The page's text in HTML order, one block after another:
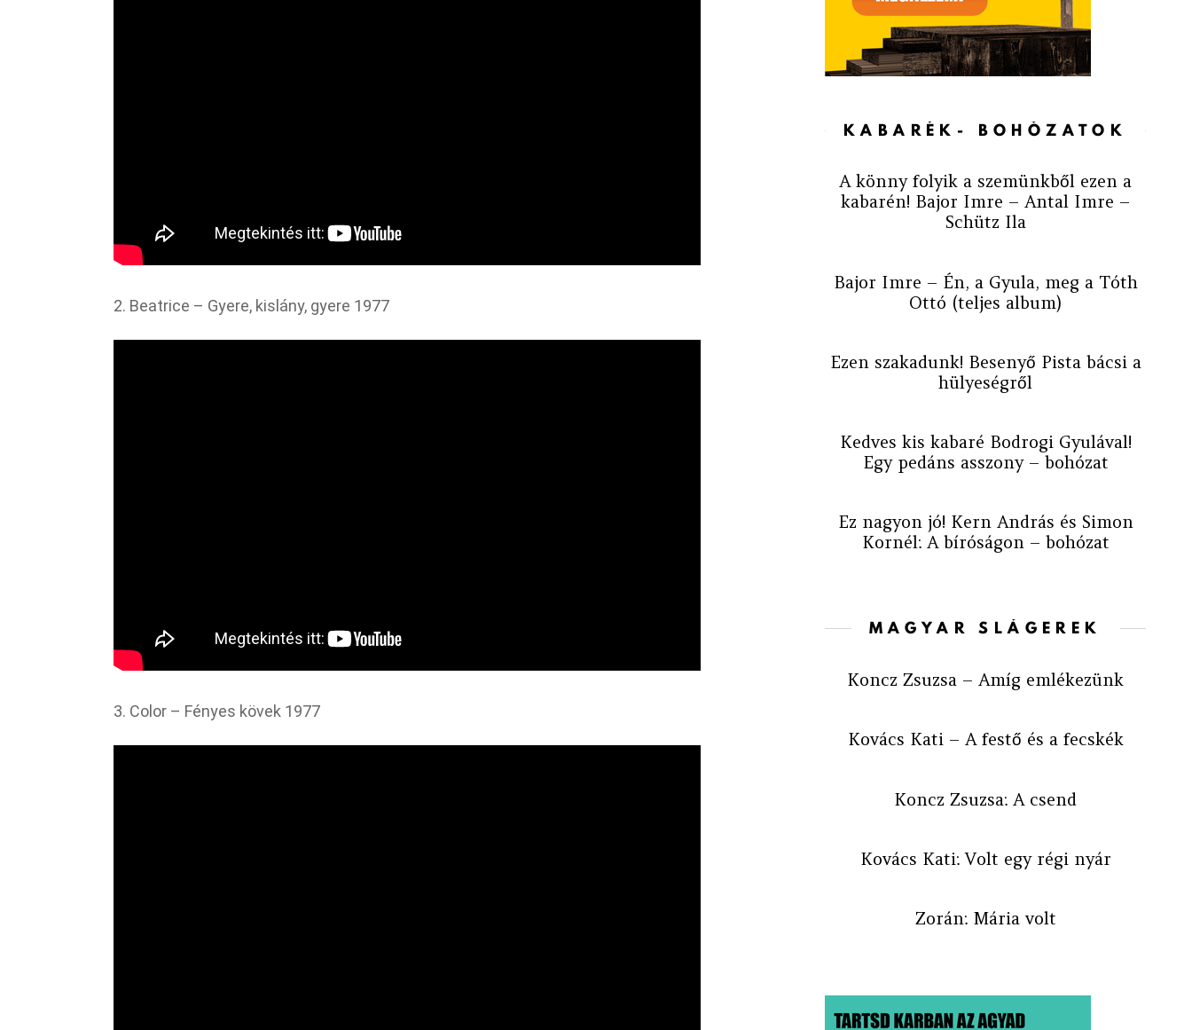
2. Beatrice – Gyere, kislány, gyere 1977
3. Color – Fényes kövek 1977
KABARÉK- BOHÓZATOK
A könny folyik a szemünkből ezen a
kabarén! Bajor Imre – Antal Imre –
Schütz Ila
Bajor Imre – Én, a Gyula, meg a Tóth
Ottó (teljes album)
Ezen szakadunk! Besenyő Pista bácsi a
hülyeségről
Kedves kis kabaré Bodrogi Gyulával!
Egy pedáns asszony – bohózat
Ez nagyon jó! Kern András és Simon
Kornél: A bíróságon – bohózat
MAGYAR SLÁGEREK
Koncz Zsuzsa – Amíg emlékezünk
Kovács Kati – A festő és a fecskék
Koncz Zsuzsa: A csend
Kovács Kati: Volt egy régi nyár
Zorán: Mária volt